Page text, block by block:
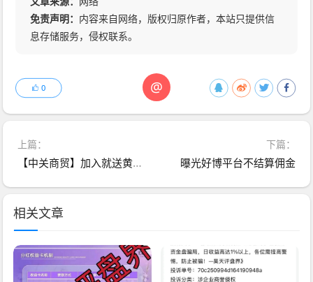
免责声明： 内容来自网络，版权归原作者，本站只提供信
息存储服务，侵权联系。
@
0
上篇：
【中关商贸】加入就送黄金？ 日化百分之一的资金盘骗局 马上崩盘跑路
下篇：
曝光好博平台不结算佣金
相关文章